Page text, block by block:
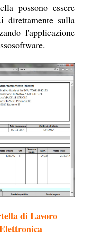
possono essere
direttamente sulla
l'applicazione
di Lavoro